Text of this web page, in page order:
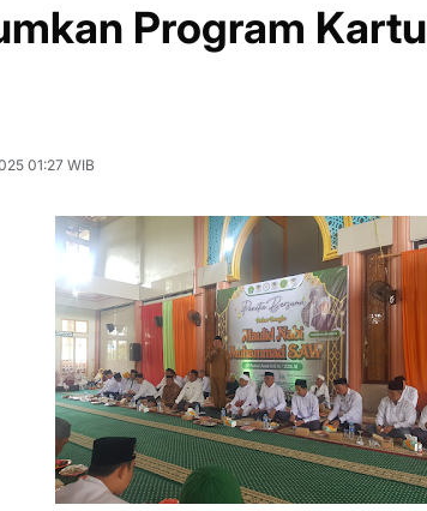
Program
01:27 WIB